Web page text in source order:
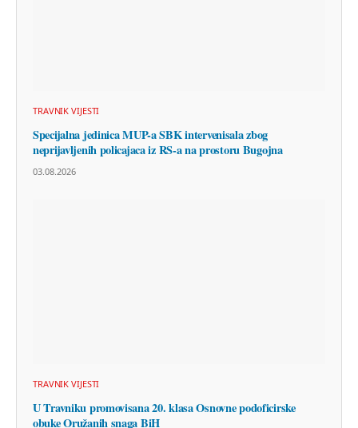
TRAVNIK VIJESTI
Specijalna jedinica MUP-a SBK intervenisala zbog
neprijavljenih policajaca iz RS-a na prostoru Bugojna
03.08.2026
TRAVNIK VIJESTI
U Travniku promovisana 20. klasa Osnovne podoficirske
obuke Oružanih snaga BiH